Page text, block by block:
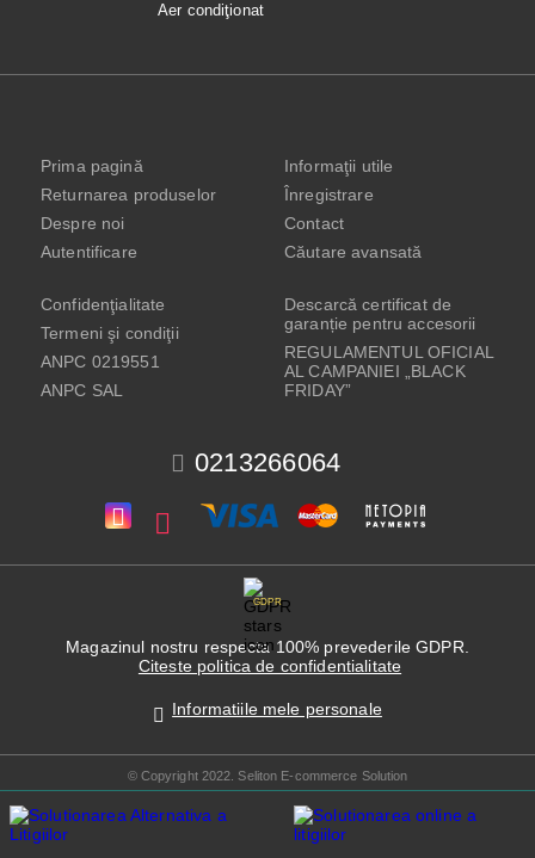
Aer condiţionat
0213266064
Prima pagină
Returnarea produselor
Despre noi
Autentificare
Informaţii utile
Înregistrare
Contact
Căutare avansată
Confidenţialitate
Termeni şi condiţii
ANPC 0219551
ANPC SAL
Descarcă certificat de
garanție pentru accesorii
REGULAMENTUL OFICIAL
AL CAMPANIEI „BLACK
FRIDAY”
GDPR
Magazinul nostru respecta 100% prevederile GDPR.
Citeste politica de confidentialitate
Informatiile mele personale
© Copyright 2022. Seliton E-commerce Solution